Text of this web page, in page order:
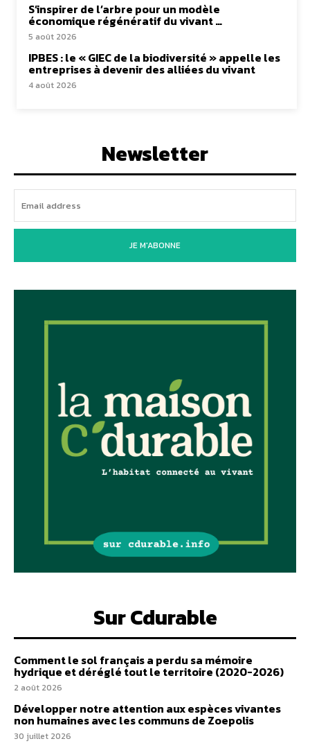
S’inspirer de l’arbre pour un modèle
économique régénératif du vivant …
5 août 2026
IPBES : le « GIEC de la biodiversité » appelle les
entreprises à devenir des alliées du vivant
4 août 2026
Newsletter
JE M'ABONNE
Sur Cdurable
Comment le sol français a perdu sa mémoire
hydrique et déréglé tout le territoire (2020-2026)
2 août 2026
Développer notre attention aux espèces vivantes
non humaines avec les communs de Zoepolis
30 juillet 2026